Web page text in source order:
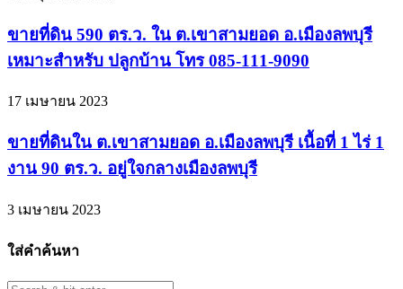
ขายที่ดิน 590 ตร.ว. ใน ต.เขาสามยอด อ.เมืองลพบุรี
เหมาะสำหรับ ปลูกบ้าน โทร 085-111-9090
17 เมษายน 2023
ขายที่ดินใน ต.เขาสามยอด อ.เมืองลพบุรี เนื้อที่ 1 ไร่ 1
งาน 90 ตร.ว. อยู่ใจกลางเมืองลพบุรี
3 เมษายน 2023
ใส่คำค้นหา